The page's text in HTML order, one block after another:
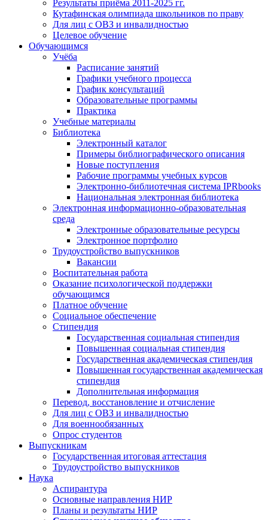
Результаты приёма 2011-2025 гг.
Кутафинская олимпиада школьников по праву
Для лиц с ОВЗ и инвалидностью
Целевое обучение
Обучающимся
Учёба
Расписание занятий
Графики учебного процесса
График консультаций
Образовательные программы
Практика
Учебные материалы
Библиотека
Электронный каталог
Примеры библиографического описания
Новые поступления
Рабочие программы учебных курсов
Электронно-библиотечная система IPRbooks
Национальная электронная библиотека
Электронная информационно-образовательная
среда
Электронные образовательные ресурсы
Электронное портфолио
Трудоустройство выпускников
Вакансии
Воспитательная работа
Оказание психологической поддержки
обучающимся
Платное обучение
Социальное обеспечение
Стипендия
Государственная социальная стипендия
Повышенная социальная стипендия
Государственная академическая стипендия
Повышенная государственная академическая
стипендия
Дополнительная информация
Перевод, восстановление и отчисление
Для лиц с ОВЗ и инвалидностью
Для военнообязанных
Опрос студентов
Выпускникам
Государственная итоговая аттестация
Трудоустройство выпускников
Наука
Аспирантура
Основные направления НИР
Планы и результаты НИР